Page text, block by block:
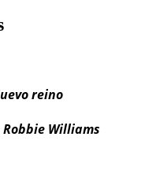
reino
Williams